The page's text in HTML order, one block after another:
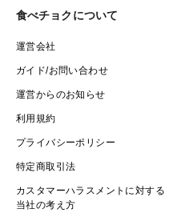
食べチョクについて
運営会社
ガイド/お問い合わせ
運営からのお知らせ
利用規約
プライバシーポリシー
特定商取引法
カスタマーハラスメントに対する
当社の考え方